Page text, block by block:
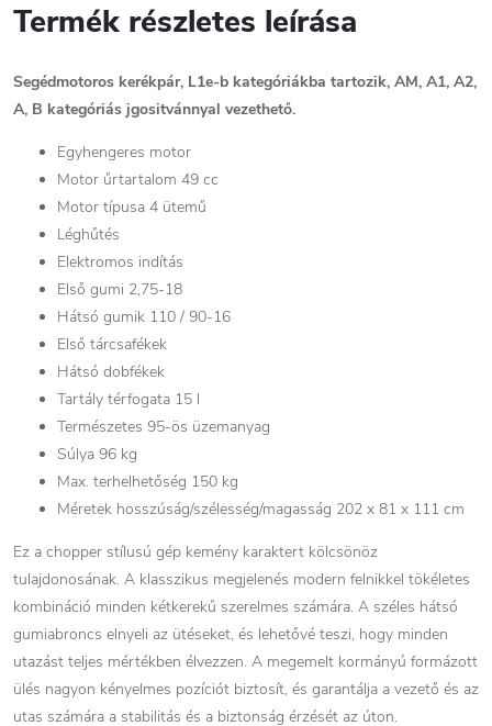
Termék részletes leírása
Segédmotoros kerékpár, L1e-b kategóriákba tartozik, AM, A1, A2,
A, B kategóriás jgositvánnyal vezethető.
Egyhengeres motor
Motor űrtartalom 49 cc
Motor típusa 4 ütemű
Léghűtés
Elektromos indítás
Első gumi 2,75-18
Hátsó gumik 110 / 90-16
Első tárcsafékek
Hátsó dobfékek
Tartály térfogata 15 l
Természetes 95-ös üzemanyag
Súlya 96 kg
Max. terhelhetőség 150 kg
Méretek hosszúság/szélesség/magasság 202 x 81 x 111 cm
Ez a chopper stílusú gép kemény karaktert kölcsönöz
tulajdonosának. A klasszikus megjelenés modern felnikkel tökéletes
kombináció minden kétkerekű szerelmes számára. A széles hátsó
gumiabroncs elnyeli az ütéseket, és lehetővé teszi, hogy minden
utazást teljes mértékben élvezzen. A megemelt kormányú formázott
ülés nagyon kényelmes pozíciót biztosít, és garantálja a vezető és az
utas számára a stabilitás és a biztonság érzését az úton.